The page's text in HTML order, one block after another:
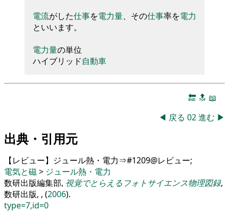
電流がした仕事を電力量、 その仕事率を電力
といいます。
電力量の単位
ハイブリ ッ ド自動車
🔚 🔝 📖
◀ 戻る 02進む ▶
出典・引用元
【レビュー】ジュール熱・電力⇒#1209@レビュー;
電気と磁> ジュール熱・電力
数研出版編集部, 視覚でとらえるフォトサイエンス物理図録,
数研出版, , (2006).
type=7,id=0